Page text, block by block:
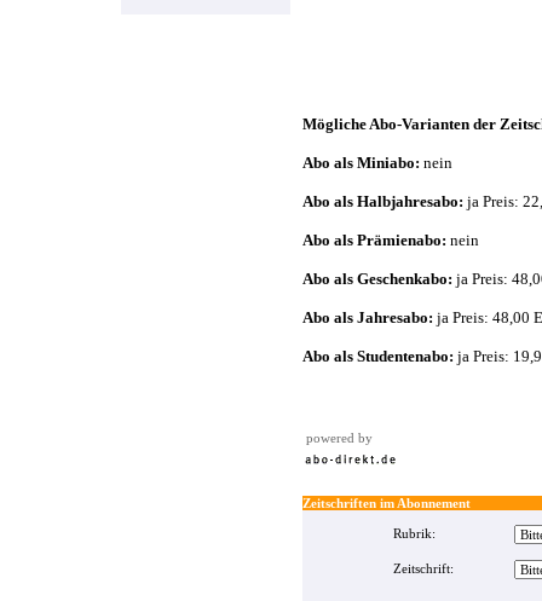
Mögliche Abo-Varianten der
Abo als Miniabo: nein
Abo als Halbjahresabo: ja Preis:
Abo als Prämienabo: nein
Abo als Geschenkabo: ja Preis:
Abo als Jahresabo: ja Preis: 48,00
Abo als Studentenabo: ja Preis:
powered by
Zeitschriften im Abonnement
Rubrik:
Zeitschrift: